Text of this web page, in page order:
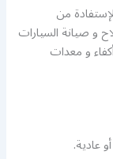
من
و صيانة السيارات
و معدات
عادية.